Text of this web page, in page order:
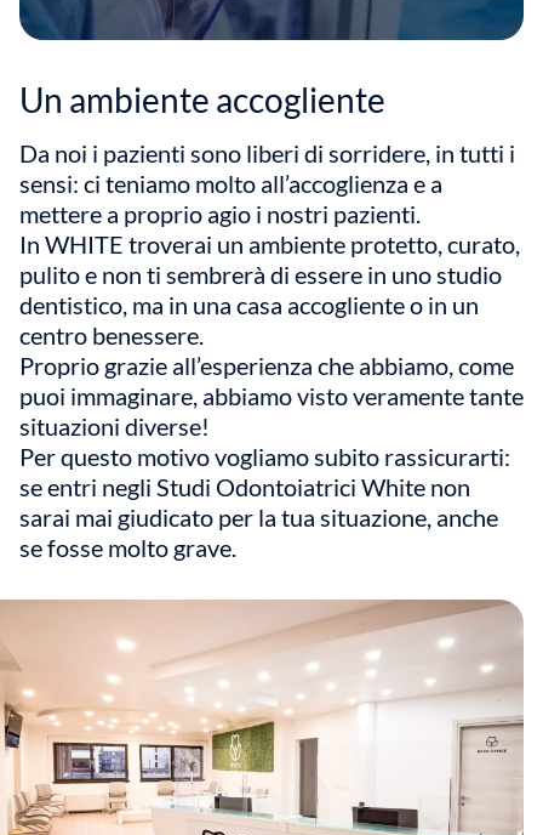
Un ambiente accogliente
Da noi i pazienti sono liberi di sorridere, in tutti i
sensi: ci teniamo molto all’accoglienza e a
mettere a proprio agio i nostri pazienti.
In WHITE troverai un ambiente protetto, curato,
pulito e non ti sembrerà di essere in uno studio
dentistico, ma in una casa accogliente o in un
centro benessere.
Proprio grazie all’esperienza che abbiamo, come
puoi immaginare, abbiamo visto veramente tante
situazioni diverse!
Per questo motivo vogliamo subito rassicurarti:
se entri negli Studi Odontoiatrici White non
sarai mai giudicato per la tua situazione, anche
se fosse molto grave.